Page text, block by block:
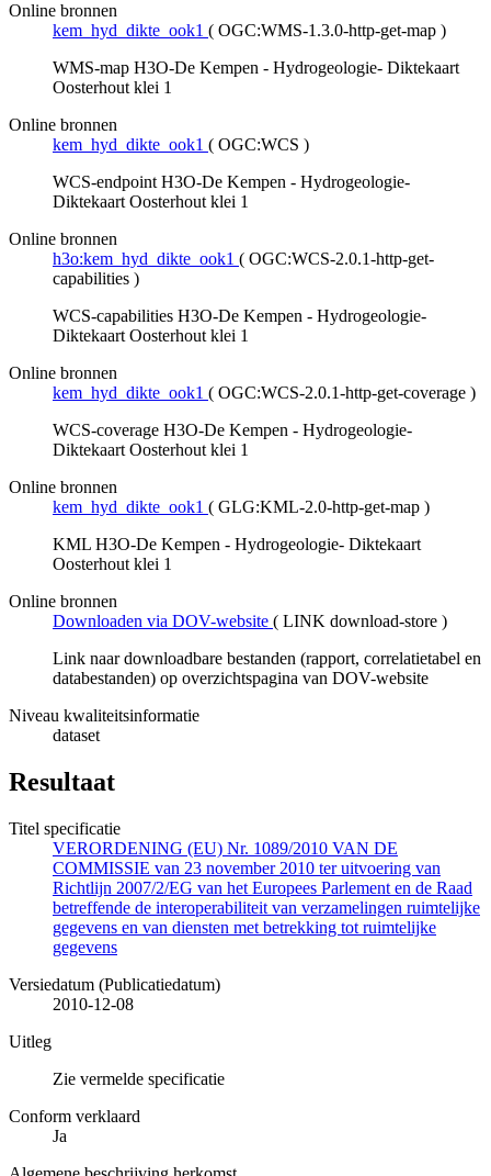
Online bronnen
kem_hyd_dikte_ook1 ( OGC:WMS-1.3.0-http-get-map )
WMS-map H3O-De Kempen - Hydrogeologie- Diktekaart
Oosterhout klei 1
Online bronnen
kem_hyd_dikte_ook1 ( OGC:WCS )
WCS-endpoint H3O-De Kempen - Hydrogeologie-
Diktekaart Oosterhout klei 1
Online bronnen
h3o:kem_hyd_dikte_ook1 ( OGC:WCS-2.0.1-http-get-
capabilities )
WCS-capabilities H3O-De Kempen - Hydrogeologie-
Diktekaart Oosterhout klei 1
Online bronnen
kem_hyd_dikte_ook1 ( OGC:WCS-2.0.1-http-get-coverage )
WCS-coverage H3O-De Kempen - Hydrogeologie-
Diktekaart Oosterhout klei 1
Online bronnen
kem_hyd_dikte_ook1 ( GLG:KML-2.0-http-get-map )
KML H3O-De Kempen - Hydrogeologie- Diktekaart
Oosterhout klei 1
Online bronnen
Downloaden via DOV-website ( LINK download-store )
Link naar downloadbare bestanden (rapport, correlatietabel en
databestanden) op overzichtspagina van DOV-website
Niveau kwaliteitsinformatie
dataset
Resultaat
Titel specificatie
VERORDENING (EU) Nr. 1089/2010 VAN DE
COMMISSIE van 23 november 2010 ter uitvoering van
Richtlijn 2007/2/EG van het Europees Parlement en de Raad
betreffende de interoperabiliteit van verzamelingen ruimtelijke
gegevens en van diensten met betrekking tot ruimtelijke
gegevens
Versiedatum (Publicatiedatum)
2010-12-08
Uitleg
Zie vermelde specificatie
Conform verklaard
Ja